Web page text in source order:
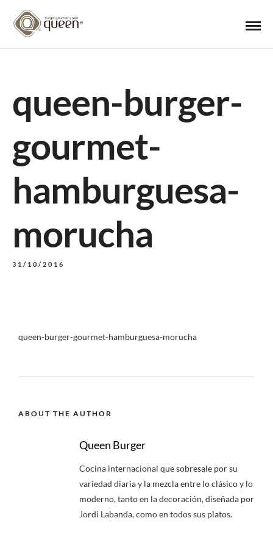
queen-burger-
gourmet-
hamburguesa-
morucha
31/10/2016
queen-burger-gourmet-hamburguesa-morucha
ABOUT THE AUTHOR
Queen Burger
Cocina internacional que sobresale por su
variedad diaria y la mezcla entre lo clásico y lo
moderno, tanto en la decoración, diseñada por
Jordi Labanda, como en todos sus platos.